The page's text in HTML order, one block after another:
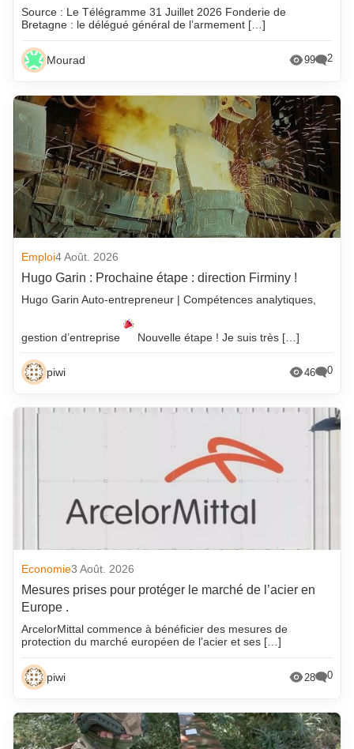
Source : Le Télégramme 31 Juillet 2026 Fonderie de
Bretagne : le délégué général de l’armement […]
Mourad 99 2
Emploi4 Août. 2026
Hugo Garin : Prochaine étape : direction Firminy !
Hugo Garin Auto-entrepreneur | Compétences analytiques,
gestion d’entreprise Nouvelle étape ! Je suis très […]
piwi 46 0
Economie3 Août. 2026
Mesures prises pour protéger le marché de l’acier en
Europe .
ArcelorMittal commence à bénéficier des mesures de
protection du marché européen de l’acier et ses […]
piwi 28 0